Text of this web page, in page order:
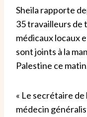
Sheila rapporte
35 travailleurs de
médicaux locaux
sont joints à la
Palestine ce
« Le secrétaire
médecin